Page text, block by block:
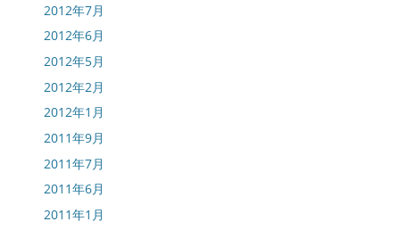
2012年7月
2012年6月
2012年5月
2012年2月
2012年1月
2011年9月
2011年7月
2011年6月
2011年1月